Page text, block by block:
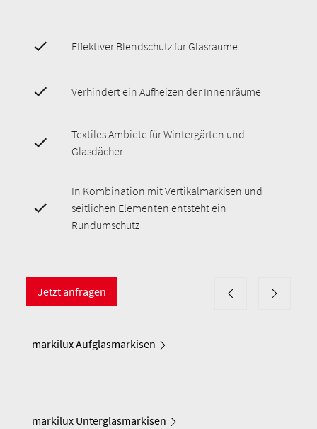
Effektiver Blendschutz für Glasräume
Verhindert ein Aufheizen der Innenräume
Textiles Ambiete für Wintergärten und
Glasdächer
In Kombination mit Vertikalmarkisen und
seitlichen Elementen entsteht ein
Rundumschutz
Jetzt anfragen
markilux Aufglasmarkisen
markilux Unterglasmarkisen